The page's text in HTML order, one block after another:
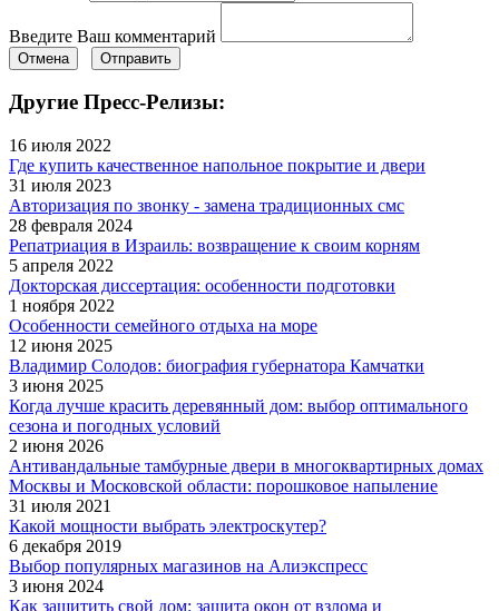
Введите Ваш комментарий
Отмена Отправить
Другие Пресс-Релизы:
16 июля 2022
Где купить качественное напольное покрытие и двери
31 июля 2023
Авторизация по звонку - замена традиционных смс
28 февраля 2024
Репатриация в Израиль: возвращение к своим корням
5 апреля 2022
Докторская диссертация: особенности подготовки
1 ноября 2022
Особенности семейного отдыха на море
12 июня 2025
Владимир Солодов: биография губернатора Камчатки
3 июня 2025
Когда лучше красить деревянный дом: выбор оптимального
сезона и погодных условий
2 июня 2026
Антивандальные тамбурные двери в многоквартирных домах
Москвы и Московской области: порошковое напыление
31 июля 2021
Какой мощности выбрать электроскутер?
6 декабря 2019
Выбор популярных магазинов на Алиэкспресс
3 июня 2024
Как защитить свой дом: защита окон от взлома и